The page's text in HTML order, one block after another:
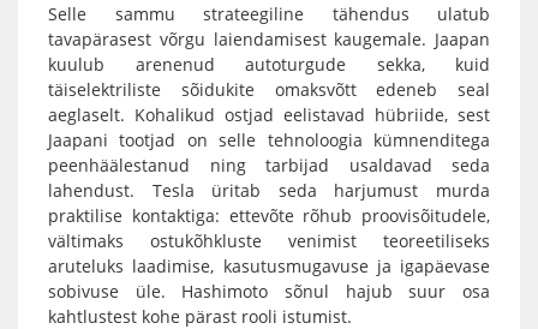
Selle sammu strateegiline tähendus ulatub
tavapärasest võrgu laiendamisest kaugemale. Jaapan
kuulub arenenud autoturgude sekka, kuid
täiselektriliste sõidukite omaksvõtt edeneb seal
aeglaselt. Kohalikud ostjad eelistavad hübriide, sest
Jaapani tootjad on selle tehnoloogia kümnenditega
peenhäälestanud ning tarbijad usaldavad seda
lahendust. Tesla üritab seda harjumust murda
praktilise kontaktiga: ettevõte rõhub proovisõitudele,
vältimaks ostukõhkluste venimist teoreetiliseks
aruteluks laadimise, kasutusmugavuse ja igapäevase
sobivuse üle. Hashimoto sõnul hajub suur osa
kahtlustest kohe pärast rooli istumist.